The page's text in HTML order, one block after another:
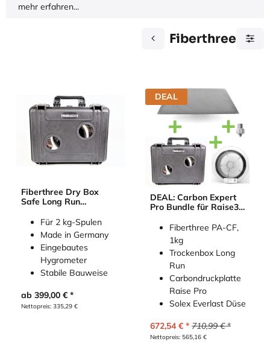
mehr erfahren...
Fiberthree
Fiberthree Dry Box
Safe Long Run
Für 2 kg-Spulen
Made in Germany
Eingebautes
Hygrometer
Stabile Bauweise
ab 399,00 €
Nettopreis: 335,29 €
DEAL
DEAL: Carbon Expert
Pro Bundle für Raise3D
Fiberthree PA-CF,
1kg
Trockenbox Long
Run
Carbondruckplatte
Raise Pro
Solex Everlast Düse
672,54€ 710,99€
Nettopreis: 565,16€